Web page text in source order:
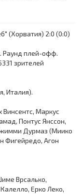
(Хорватия) 2:0 (0:0)
Раунд плей-офф.
зрителей
Италия).
Маркус
Понтус Янссон,
Дурмаз (Миико
Фигейредо, Агон
Врсалько,
Ерко Леко,